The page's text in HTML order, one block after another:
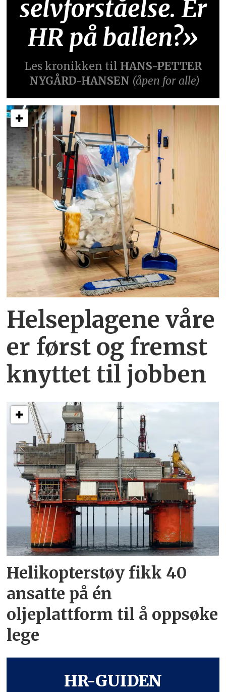
selvforståelse. Er
HR på ballen?»
Les kronikken til HANS-PETTER
NYGÅRD-HANSEN (åpen for alle)
Helseplagene våre
er først og fremst
knyttet til jobben
Helikopterstøy fikk 40
ansatte på én
oljeplattform til å oppsøke
lege
HR-GUIDEN